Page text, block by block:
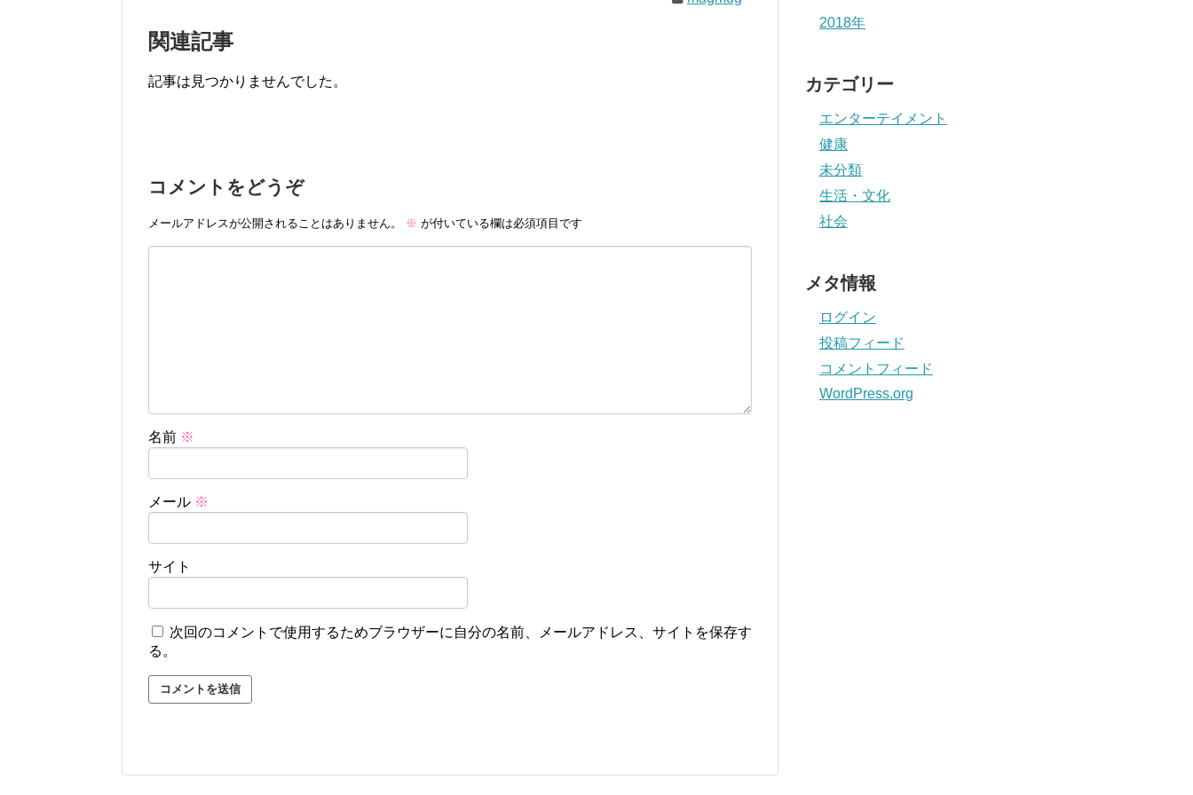
関連記事
記事は見つかりませんでした。
コメントをどうぞ
メールアドレスが公開されることはありません。 ※ が付いている欄は必須項目です
名前 ※
メール ※
サイト
次回のコメントで使用するためブラウザーに自分の名前、メールアドレス、サイトを保存す
る。
2018年
カテゴリー
エンターテイメント
健康
未分類
生活・文化
社会
メタ情報
ログイン
投稿フィード
コメントフィード
WordPress.org